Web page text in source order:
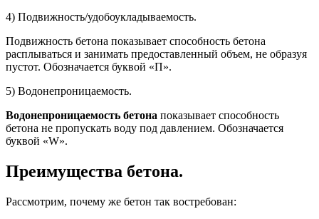
4) Подвижность/удобоукладываемость.
Подвижность бетона показывает способность бетона
расплываться и занимать предоставленный объем, не образуя
пустот. Обозначается буквой «П».
5) Водонепроницаемость.
Водонепроницаемость бетона показывает способность
бетона не пропускать воду под давлением. Обозначается
буквой «W».
Преимущества бетона.
Рассмотрим, почему же бетон так востребован: